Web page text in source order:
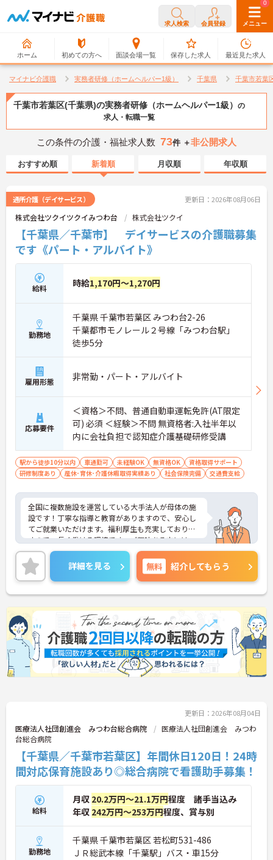
求人検索 会員登録 メニュー
ホーム 初めての方へ 面談会場一覧
0
保存した求人
0
最近見た求人
マイナビ介護職 実務者研修（ホームヘルパー1級） 千葉県 千葉市若葉
千葉市若葉区(千葉県)の実務者研修（ホームヘルパー1級） の
求人・転職一覧
この条件の介護・福祉求人数 73件 ＋非公開求人
おすすめ順 新着順 月収順 年収順
通所介護（デイサービス） 更新日：2026年08月06日
株式会社ツクイツクイみつわ台 株式会社ツクイ
【千葉県／千葉市】 デイサービスの介護職募集
です《パート・アルバイト》
給料 時給1,170円～1,270円
勤務地
千葉県 千葉市若葉区 みつわ台2-26
千葉都市モノレール２号線「みつわ台駅」
徒歩5分
雇用形態 非常勤・パート・アルバイト
応募要件
＜資格＞不問、普通自動車運転免許(AT限定
可) 必須 ＜経験＞不問 無資格者:入社半年以
内に会社負担で認知症介護基礎研修受講
駅から徒歩10分以内 車通勤可 未経験OK 無資格OK
資格取得サポート
研修制度あり
産休･育休･介護休暇取得実績あり 社会保険完備 交通費支給
全国に複数施設を運営している大手法人が母体の施
設です！丁寧な指導と教育がありますので、安心し
てご就業いただけます。福利厚生も充実しておりま
すので、長く働ける環境です。ご興味ある方には、
面接のポイントなど、さらに詳細をお話致しますの
でお気軽にご相談ください。
詳細を見る 無料 紹介してもらう
更新日：2026年08月04日
医療法人社団創進会 みつわ台総合病院
医療法人社団創進会 みつわ
台総合病院
【千葉県／千葉市若葉区】年間休日120日！24時
間対応保育施設あり◎総合病院で看護助手募集！
給料
月収 20.2万円～21.1万円程度 諸手当込み
年収 242万円～253万円程度、賞与別
勤務地
千葉県 千葉市若葉区 若松町531-486
ＪＲ総武本線「千葉駅」バス・車15分